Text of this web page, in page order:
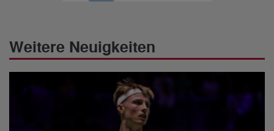
Weitere Neuigkeiten